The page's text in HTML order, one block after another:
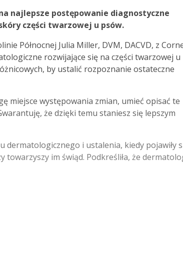
najlepsze postępowanie diagnostyczne
części twarzowej u psów.
Północnej Julia Miller, DVM, DACVD, z
rozwijające się na części twarzowej u
by ustalić rozpoznanie ostateczne
miejsce występowania zmian, umieć opisać te
że dzięki temu staniesz się lepszym
dermatologicznego i ustalenia, kiedy pojawiły
towarzyszy im świąd. Podkreśliła, że